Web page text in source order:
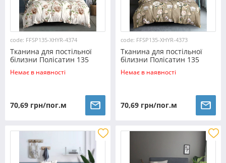
code: FFSP135-XHYR-4374
Тканина для постільної
білизни Полісатин 135
SP135-XHYR-4374 (60м)
Немає в наявності
70,69 грн/пог.м
code: FFSP135-XHYR-4373
Тканина для постільної
білизни Полісатин 135
SP135-XHYR-4373 (60м)
Немає в наявності
70,69 грн/пог.м